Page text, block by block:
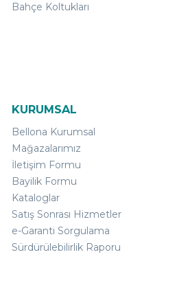
Bahçe Koltukları
KURUMSAL
Bellona Kurumsal
Mağazalarımız
İletişim Formu
Bayilik Formu
Kataloglar
Satış Sonrası Hizmetler
e-Garanti Sorgulama
Sürdürülebilirlik Raporu